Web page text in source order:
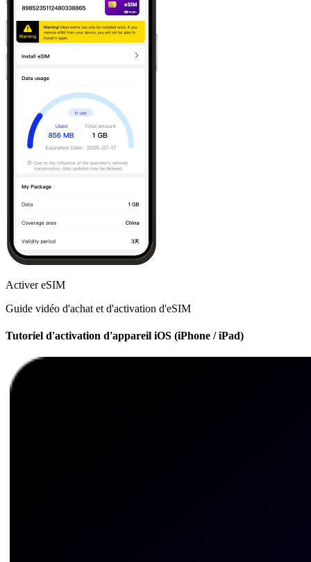
Activer eSIM
Guide vidéo d'achat et d'activation d'eSIM
Tutoriel d'activation d'appareil iOS (iPhone / iPad)